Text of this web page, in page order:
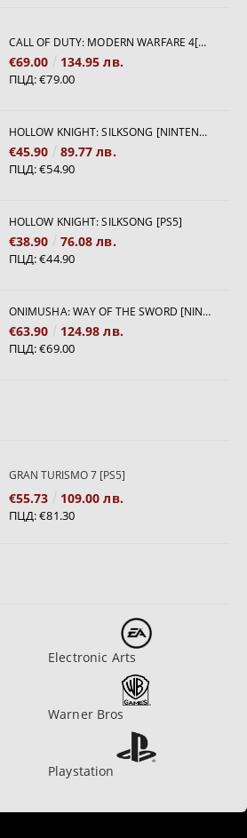
CALL OF DUTY: MODERN WARFARE 4[PS5]
€69.00 134.95 лв.
ПЦД:€79.00
HOLLOW KNIGHT: SILKSONG [NINTENDO SWITCH 2]
€45.90 89.77 лв.
ПЦД:€54.90
HOLLOW KNIGHT: SILKSONG [PS5]
€38.90 76.08 лв.
ПЦД:€44.90
ONIMUSHA: WAY OF THE SWORD [NINTENDO SWITCH 2]
€63.90 124.98 лв.
ПЦД:€69.00
GRAN TURISMO 7 [PS5]
€55.73 109.00 лв.
ПЦД:€81.30
Electronic Arts
Warner Bros
Playstation